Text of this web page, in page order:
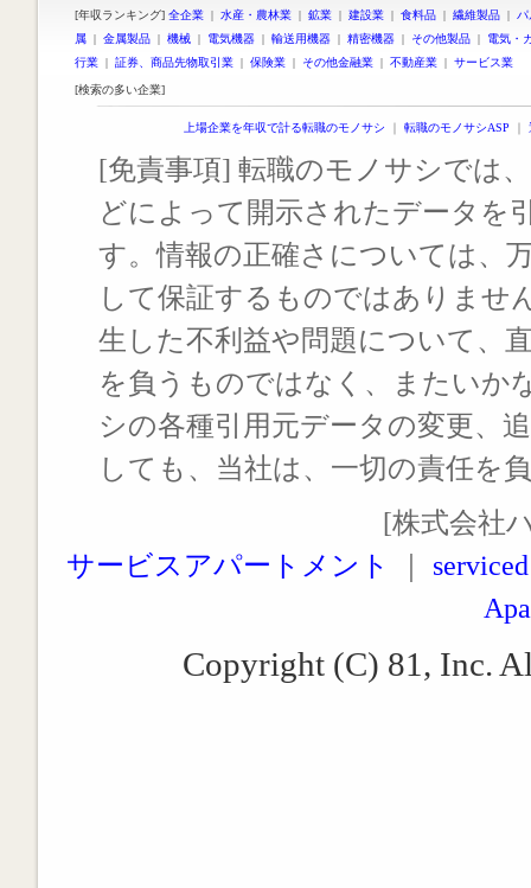
[年収ランキング] 全企業 | 水産・農林業 | 鉱業 | 建設業 | 食料品 | 繊維製品 |
属 | 金属製品 | 機械 | 電気機器 | 輸送用機器 | 精密機器 | その他製品 | 電気・
行業 | 証券、商品先物取引業 | 保険業 | その他金融業 | 不動産業 | サービス業
[検索の多い企業]
上場企業を年収で計る転職のモノサシ ｜ 転職のモノサシASP ｜
[免責事項] 転職のモノサシでは
どによって開示されたデータを
す。情報の正確さについては、
して保証するものではありませ
生した不利益や問題について、
を負うものではなく、またいか
シの各種引用元データの変更、
しても、当社は、一切の責任を
[株式会社
サービスアパートメント
Copyright (C) 81, Inc.